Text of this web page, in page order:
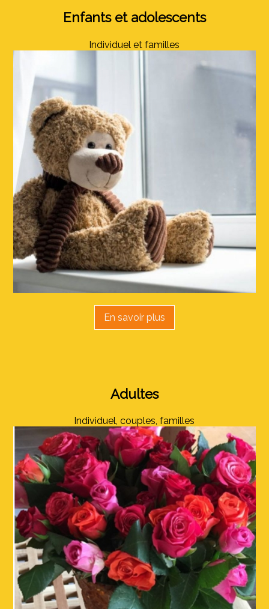
Enfants et adolescents
Individuel et familles
En savoir plus
Adultes
Individuel, couples, familles